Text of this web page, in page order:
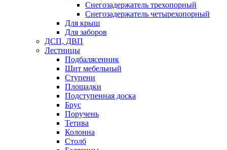
Снегозадержатель трехопорный
Снегозадержатель четырехопорный
Для крыш
Для заборов
ДСП, ДВП
Лестницы
Подбалясенник
Щит мебельный
Ступени
Площадки
Подступенная доска
Брус
Поручень
Тетива
Колонна
Столб